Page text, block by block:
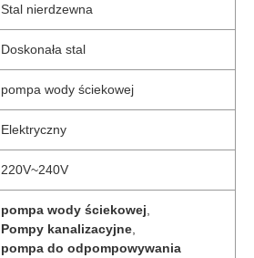
Stal nierdzewna
Doskonała stal
pompa wody ściekowej
Elektryczny
220V~240V
pompa wody ściekowej
Pompy kanalizacyjne
pompa do odpompowywania